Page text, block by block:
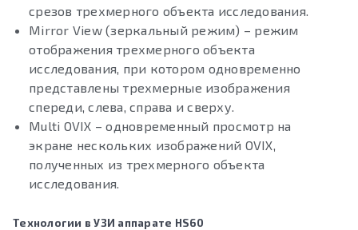
срезов трехмерного объекта исследования.
Mirror View (зеркальный режим) – режим
отображения трехмерного объекта
исследования, при котором одновременно
представлены трехмерные изображения
спереди, слева, справа и сверху.
Multi OVIX – одновременный просмотр на
экране нескольких изображений OVIX,
полученных из трехмерного объекта
исследования.
Технологии в УЗИ аппарате HS60